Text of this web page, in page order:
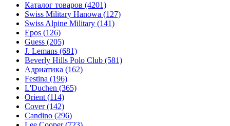
Каталог товаров (4201)
Swiss Military Hanowa (127)
Swiss Alpine Military (141)
Epos (126)
Guess (205)
J. Lemans (681)
Beverly Hills Polo Club (581)
Адриатика (162)
Festina (196)
L'Duchen (365)
Orient(114)
Cover(142)
Candino (296)